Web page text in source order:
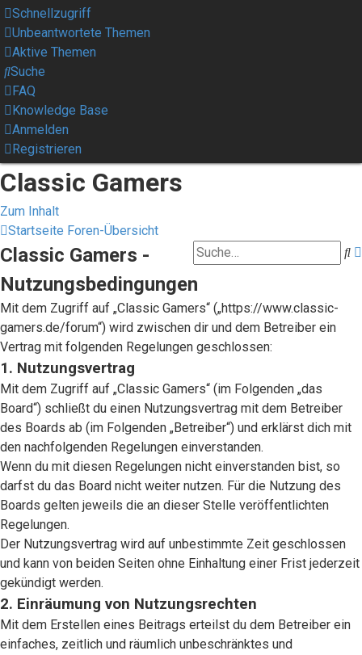
Schnellzugriff
Unbeantwortete Themen
Aktive Themen
Suche
FAQ
Knowledge Base
Anmelden
Registrieren
Classic Gamers
Zum Inhalt
Startseite Foren-Übersicht
Classic Gamers -
Nutzungsbedingungen
Mit dem Zugriff auf „Classic Gamers“ („https://www.classic-
gamers.de/forum“) wird zwischen dir und dem Betreiber ein
Vertrag mit folgenden Regelungen geschlossen:
1. Nutzungsvertrag
Mit dem Zugriff auf „Classic Gamers“ (im Folgenden „das
Board“) schließt du einen Nutzungsvertrag mit dem Betreiber
des Boards ab (im Folgenden „Betreiber“) und erklärst dich mit
den nachfolgenden Regelungen einverstanden.
Wenn du mit diesen Regelungen nicht einverstanden bist, so
darfst du das Board nicht weiter nutzen. Für die Nutzung des
Boards gelten jeweils die an dieser Stelle veröffentlichten
Regelungen.
Der Nutzungsvertrag wird auf unbestimmte Zeit geschlossen
und kann von beiden Seiten ohne Einhaltung einer Frist jederzeit
gekündigt werden.
2. Einräumung von Nutzungsrechten
Mit dem Erstellen eines Beitrags erteilst du dem Betreiber ein
einfaches, zeitlich und räumlich unbeschränktes und